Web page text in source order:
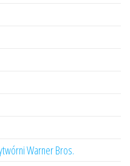
Warner Bros.